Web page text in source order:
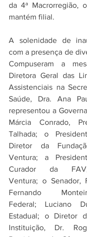
da 4ª Macrorregião,
mantém filial.
A solenidade de
com a presença de
Compuseram a
Diretora Geral das
Assistenciais na
Saúde, Dra. Ana
representou a
Márcia Conrado,
Talhada; o
Diretor da
Ventura; a
Curador da
Ventura; o Senador,
Fernando
Federal; Luciano
Estadual; o Diretor
Instituição, Dr.